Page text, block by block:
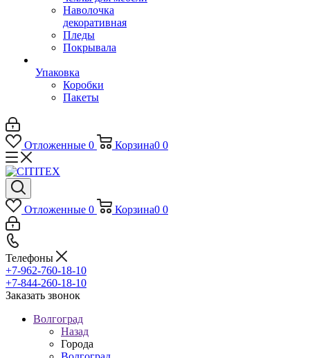
Наволочка
декоративная
Пледы
Покрывала
Упаковка
Коробки
Пакеты
Отложенные 0 Корзина0 0
Отложенные 0 Корзина0 0
Телефоны
+7-962-760-18-10
+7-844-260-18-10
Заказать звонок
Волгоград
Назад
Города